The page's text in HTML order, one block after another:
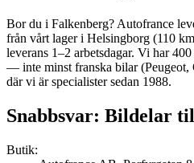
Bor du i Falkenberg? Autofrance
från vårt lager i Helsingborg (110
leverans 1–2 arbetsdagar. Vi har
— inte minst franska bilar (Peugeot,
där vi är specialister sedan 1988.
Snabbsvar: Bildelar
Butik: